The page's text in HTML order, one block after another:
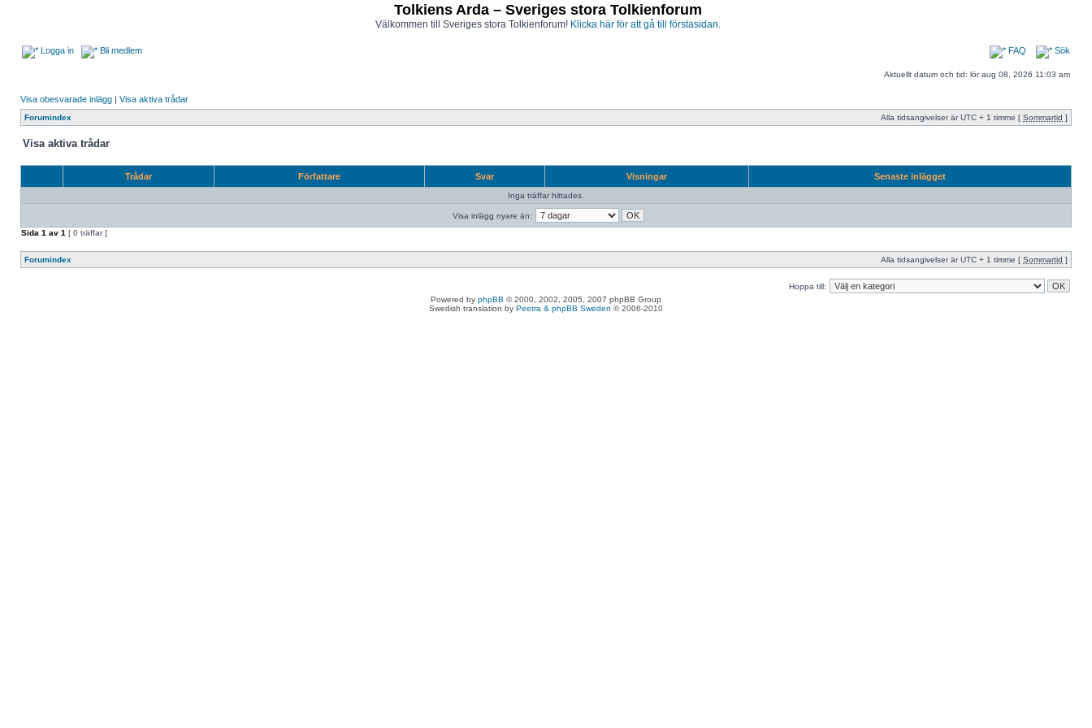
Tolkiens Arda – Sveriges stora Tolkienforum
Välkommen till Sveriges stora Tolkienforum! Klicka här för att gå till förstasidan.
Logga in Bli medlem FAQ Sök
Aktuellt datum och tid: lör aug 08, 2026 11:03 am
Visa obesvarade inlägg | Visa aktiva trådar
Forumindex Alla tidsangivelser är UTC + 1 timme [ Sommartid ]
Visa aktiva trådar
Trådar Författare Svar Visningar Senaste inlägget
Inga träffar hittades.
Visa inlägg nyare än:
Sida 1 av 1 [ 0 träffar ]
Forumindex Alla tidsangivelser är UTC + 1 timme [ Sommartid ]
Hoppa till:
Powered by phpBB © 2000, 2002, 2005, 2007 phpBB Group
Swedish translation by Peetra & phpBB Sweden © 2006-2010